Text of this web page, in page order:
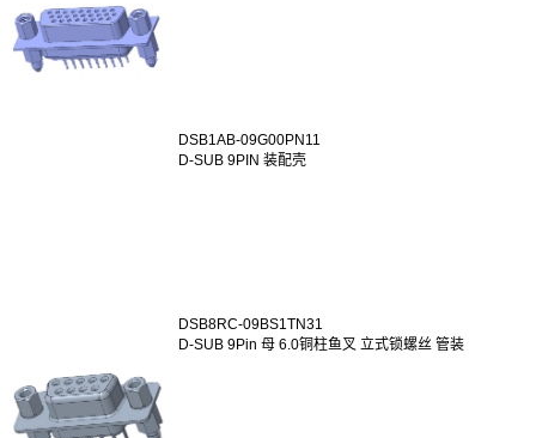
DSB1AB-09G00PN11
D-SUB 9PIN 装配壳
DSB8RC-09BS1TN31
D-SUB 9Pin 母 6.0铜柱鱼叉 立式锁螺丝 管装